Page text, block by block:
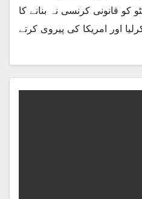
کو قانونی کرنسی نہ بنانے کا